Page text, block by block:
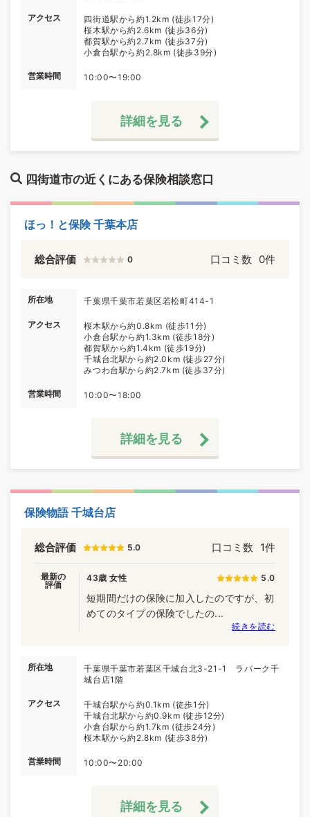
アクセス
四街道駅から約1.2km (徒歩17分)
桜木駅から約2.6km (徒歩36分)
都賀駅から約2.7km (徒歩37分)
小倉台駅から約2.8km (徒歩39分)
営業時間 10:00〜19:00
詳細を見る
四街道市の近くにある保険相談窓口
ほっ！と保険 千葉本店
総合評価 0 口コミ数 0件
所在地 千葉県千葉市若葉区若松町414-1
アクセス
桜木駅から約0.8km (徒歩11分)
小倉台駅から約1.3km (徒歩18分)
都賀駅から約1.4km (徒歩19分)
千城台北駅から約2.0km (徒歩27分)
みつわ台駅から約2.7km (徒歩37分)
営業時間 10:00〜18:00
詳細を見る
保険物語 千城台店
総合評価 5.0 口コミ数 1件
最新の
評価
43歳 女性 5.0
短期間だけの保険に加入したのですが、初
めてのタイプの保険でしたの...
続きを読む
所在地
千葉県千葉市若葉区千城台北3-21-1 ラパーク千
城台店1階
アクセス
千城台駅から約0.1km (徒歩1分)
千城台北駅から約0.9km (徒歩12分)
小倉台駅から約1.7km (徒歩24分)
桜木駅から約2.8km (徒歩38分)
営業時間 10:00〜20:00
詳細を見る